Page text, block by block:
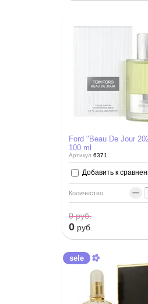
Ford "Beau De Jour
100 ml
Артикул 6371
Добавить к
Количество: −
0руб.
0 руб.
sele